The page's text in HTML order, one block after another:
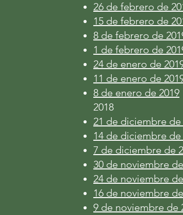
26 de febrero de
15 de febrero de
8 de febrero de
1 de febrero de
24 de enero de
11 de enero de
8 de enero de 2019
2018
21 de diciembre de
14 de diciembre de
7 de diciembre de
30 de noviembre
24 de noviembre
16 de noviembre
9 de noviembre de